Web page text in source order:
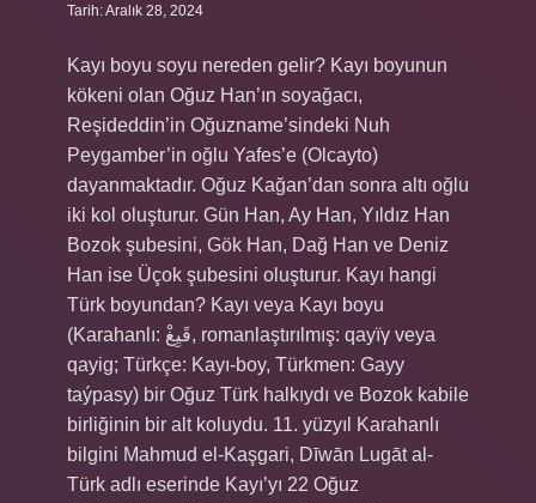
Tarih: Aralık 28, 2024
Kayı boyu soyu nereden gelir? Kayı boyunun
kökeni olan Oğuz Han’ın soyağacı,
Reşideddin’in Oğuzname’sindeki Nuh
Peygamber’in oğlu Yafes’e (Olcayto)
dayanmaktadır. Oğuz Kağan’dan sonra altı oğlu
iki kol oluşturur. Gün Han, Ay Han, Yıldız Han
Bozok şubesini, Gök Han, Dağ Han ve Deniz
Han ise Üçok şubesini oluşturur. Kayı hangi
Türk boyundan? Kayı veya Kayı boyu
(Karahanlı: قَيِغْ, romanlaştırılmış: qayïγ veya
qayig; Türkçe: Kayı-boy, Türkmen: Gayy
taýpasy) bir Oğuz Türk halkıydı ve Bozok kabile
birliğinin bir alt koluydu. 11. yüzyıl Karahanlı
bilgini Mahmud el-Kaşgari, Dīwān Lugāt al-
Türk adlı eserinde Kayı’yı 22 Oğuz